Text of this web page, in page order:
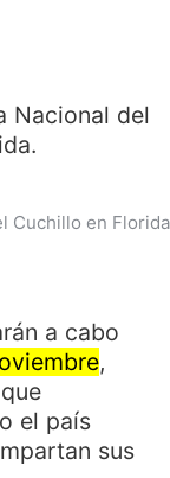
Cuchillo en
a cabo
,
el país
sus